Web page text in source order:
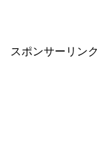
スポンサーリンク